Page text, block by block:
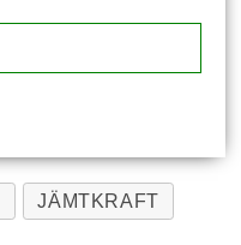
JÄMTKRAFT